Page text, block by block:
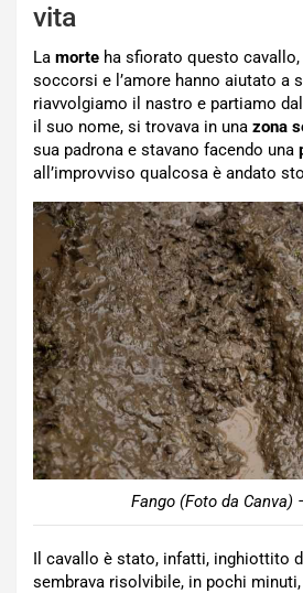
vita
La morte ha sfiorato questo
soccorsi e l’amore hanno aiutato a
riavvolgiamo il nastro e partiamo
il suo nome, si trovava in una zona
sua padrona e stavano facendo una
all’improvviso qualcosa è andato
Fango (Foto da Canva)
Il cavallo è stato, infatti, inghiottito
sembrava risolvibile, in pochi